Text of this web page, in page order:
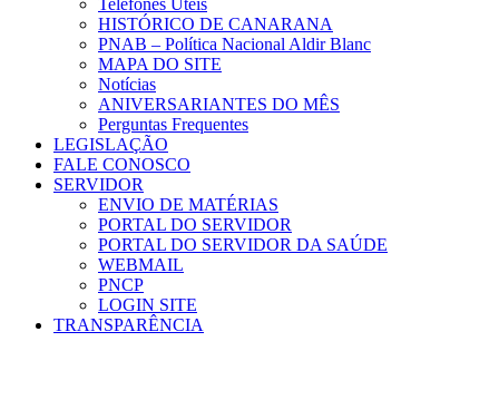
Telefones Úteis
HISTÓRICO DE CANARANA
PNAB – Política Nacional Aldir Blanc
MAPA DO SITE
Notícias
ANIVERSARIANTES DO MÊS
Perguntas Frequentes
LEGISLAÇÃO
FALE CONOSCO
SERVIDOR
ENVIO DE MATÉRIAS
PORTAL DO SERVIDOR
PORTAL DO SERVIDOR DA SAÚDE
WEBMAIL
PNCP
LOGIN SITE
TRANSPARÊNCIA